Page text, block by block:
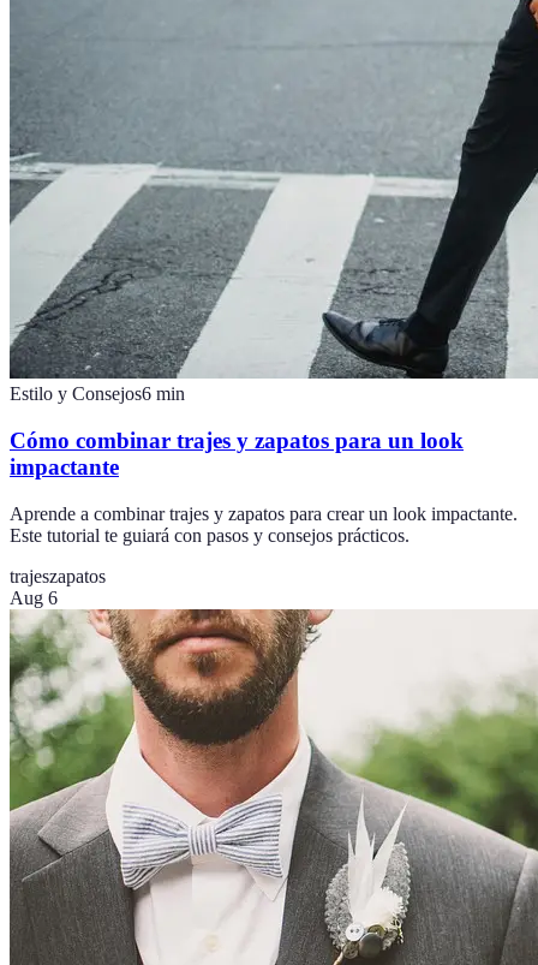
Estilo y Consejos6 min
Cómo combinar trajes y zapatos para un look
impactante
Aprende a combinar trajes y zapatos para crear un look impactante.
Este tutorial te guiará con pasos y consejos prácticos.
trajeszapatos
Aug 6